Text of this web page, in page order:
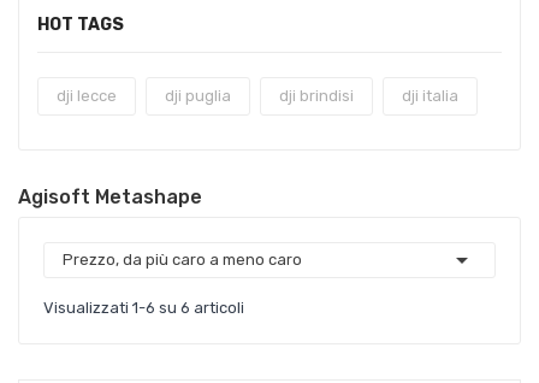
HOT TAGS
dji lecce dji puglia dji brindisi dji italia
Agisoft Metashape
Prezzo, da più caro a meno caro 
Visualizzati 1-6 su 6 articoli